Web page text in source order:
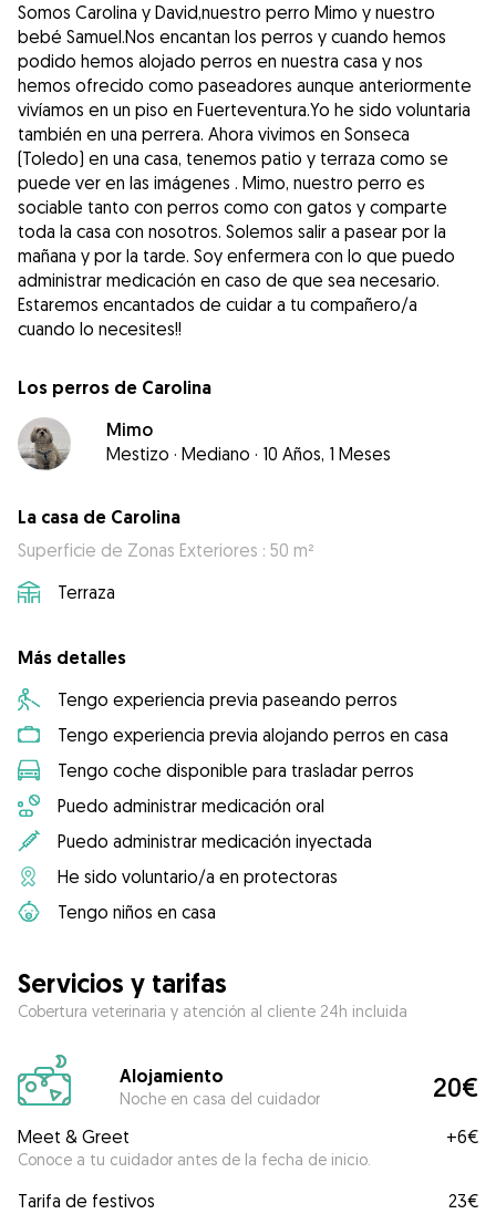
Somos Carolina y David,nuestro perro Mimo y nuestro
bebé Samuel.Nos encantan los perros y cuando hemos
podido hemos alojado perros en nuestra casa y nos
hemos ofrecido como paseadores aunque anteriormente
vivíamos en un piso en Fuerteventura.Yo he sido voluntaria
también en una perrera. Ahora vivimos en Sonseca
(Toledo) en una casa, tenemos patio y terraza como se
puede ver en las imágenes . Mimo, nuestro perro es
sociable tanto con perros como con gatos y comparte
toda la casa con nosotros. Solemos salir a pasear por la
mañana y por la tarde. Soy enfermera con lo que puedo
administrar medicación en caso de que sea necesario.
Estaremos encantados de cuidar a tu compañero/a
Los perros de Carolina
Mimo
Mestizo · Mediano · 10 Años, 1 Meses
La casa de Carolina
Superficie de Zonas Exteriores : 50 m²
Terraza
Más detalles
Tengo experiencia previa paseando perros
Tengo experiencia previa alojando perros en casa
Tengo coche disponible para trasladar perros
Puedo administrar medicación oral
Puedo administrar medicación inyectada
He sido voluntario/a en protectoras
Tengo niños en casa
Servicios y tarifas
Cobertura veterinaria y atención al cliente 24h incluida
Alojamiento
Noche en casa del cuidador 20€
Meet & Greet
Conoce a tu cuidador antes de la fecha de inicio.
+6€
Tarifa de festivos
23€